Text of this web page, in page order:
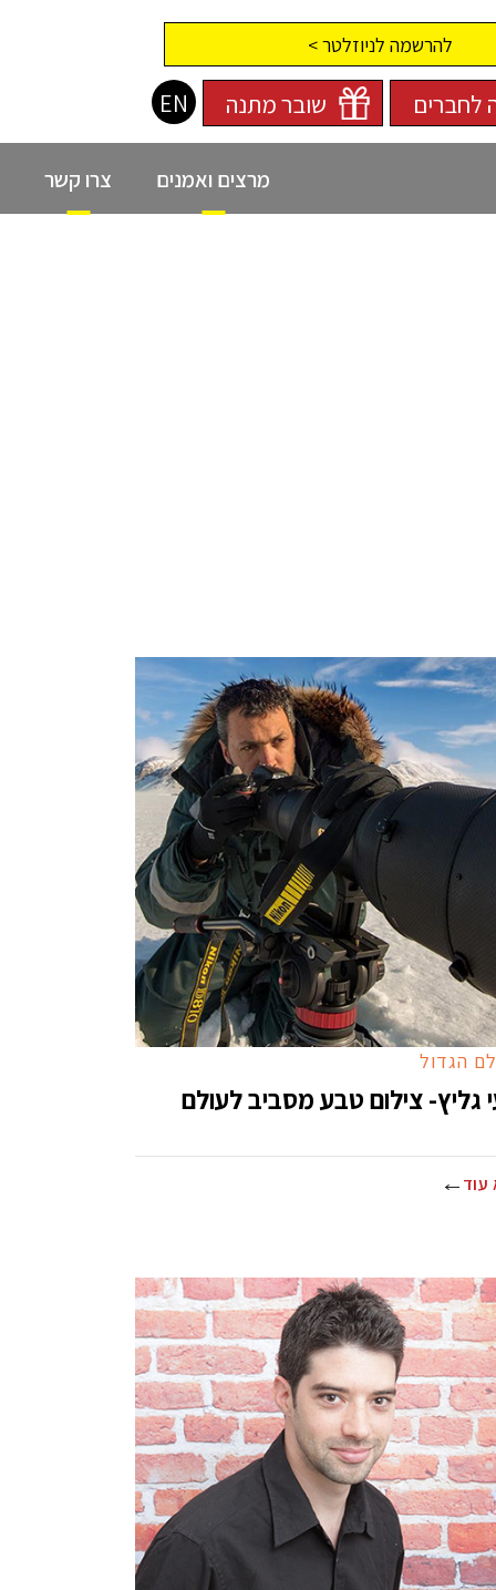
להרשמה לניוזלטר >
EN לחברים שובר מתנה
מרצים ואמנים צרו קשר
הגדול
גליץ- צילום טבע מסביב לעולם
עוד